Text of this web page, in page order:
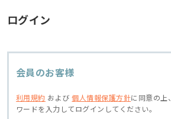
ログイン
会員のお客様
利用規約 および個人情報保護方針に同意の上、
ワードを入力してログインしてください。